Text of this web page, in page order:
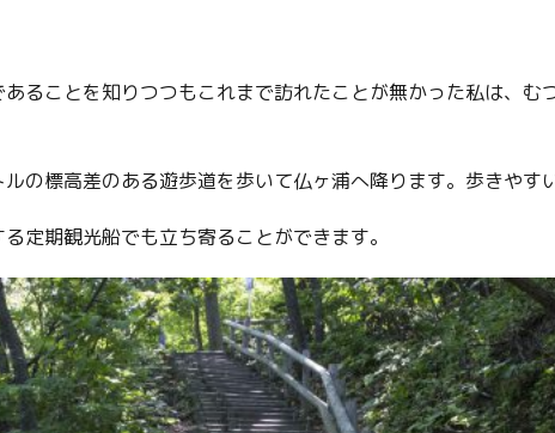
ることを知りつつもこれまで訪れたことが無かった私は、む
の標高差のある遊歩道を歩いて仏ヶ浦へ降ります。歩きやす
定期観光船でも立ち寄ることができます。